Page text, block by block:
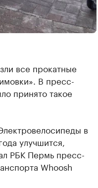
все прокатные
В пресс-
принято такое
в
улучшится,
РБК Пермь пресс-
Whoosh